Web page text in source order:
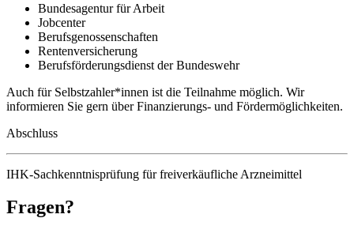
Bundesagentur für Arbeit
Jobcenter
Berufsgenossenschaften
Rentenversicherung
Berufsförderungsdienst der Bundeswehr
Auch für Selbstzahler*innen ist die Teilnahme möglich. Wir
informieren Sie gern über Finanzierungs- und Fördermöglichkeiten.
Abschluss
IHK-Sachkenntnisprüfung für freiverkäufliche Arzneimittel
Fragen?